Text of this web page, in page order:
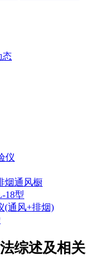
态
仪
烟通风橱
18型
(通风+排烟)
综述及相关